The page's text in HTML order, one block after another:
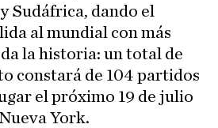
Sudáfrica, dando el
al mundial con más
la historia: un total de
constará de 104 partidos
el próximo 19 de julio
York.